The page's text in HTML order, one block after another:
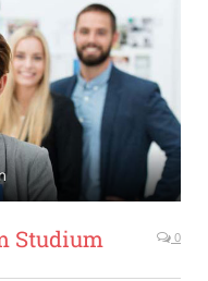
Studium 0